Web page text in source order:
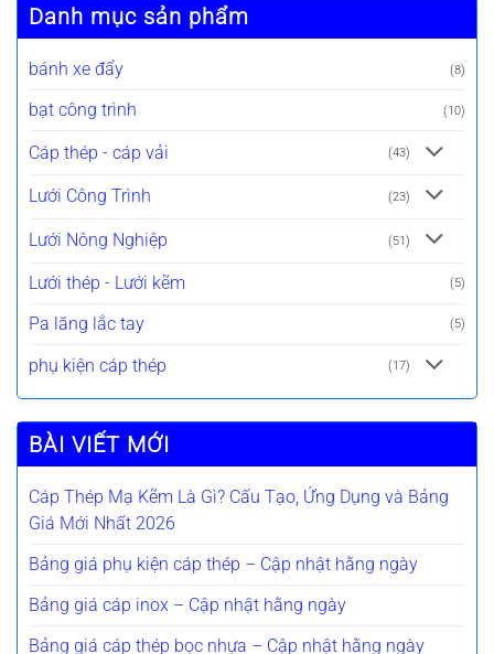
Danh mục sản phẩm
bánh xe đẩy (8)
bạt công trình (10)
Cáp thép - cáp vải (43)
Lưới Công Trình (23)
Lưới Nông Nghiệp (51)
Lưới thép - Lưới kẽm (5)
Pa lăng lắc tay (5)
phụ kiện cáp thép (17)
BÀI VIẾT MỚI
Cáp Thép Mạ Kẽm Là Gì? Cấu Tạo, Ứng Dụng và Bảng
Giá Mới Nhất 2026
Bảng giá phụ kiện cáp thép – Cập nhật hằng ngày
Bảng giá cáp inox – Cập nhật hằng ngày
Bảng giá cáp thép bọc nhựa – Cập nhật hằng ngày